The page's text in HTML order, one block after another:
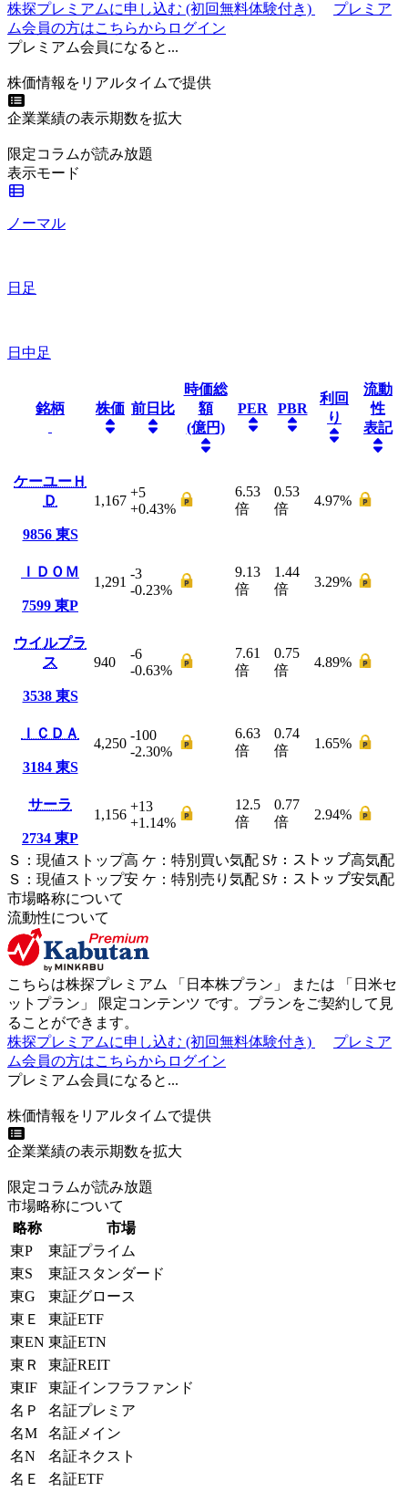
株探プレミアムに申し込む (初回無料体験付き)
プレミア
ム会員の方はこちらからログイン
プレミアム会員になると...
株価情報をリアルタイムで提供
企業業績の表示期数を拡大
限定コラムが読み放題
表示モード
ノーマル
日足
日中足
銘柄 株価 前日比
時価総
額
(億円)
PER PBR
利回
り
流動
性
表記
ケーユーＨ
Ｄ
9856 東S
1,167
+5
+0.43%
6.53
倍
0.53
倍
4.97%
ＩＤＯＭ
7599 東P
1,291
-3
-0.23%
9.13
倍
1.44
倍
3.29%
ウイルプラ
ス
3538 東S
940
-6
-0.63%
7.61
倍
0.75
倍
4.89%
ＩＣＤＡ
3184 東S
4,250
-100
-2.30%
6.63
倍
0.74
倍
1.65%
サーラ
2734 東P
1,156
+13
+1.14%
12.5
倍
0.77
倍
2.94%
Ｓ ： 現値ストップ高 ケ ： 特別買い気配 Sｹ ： ストップ高気配
Ｓ ： 現値ストップ安 ケ ： 特別売 り 気配 Sｹ ： ストップ安気配
市場略称について
流動性について
こちらは株探プレミアム 「 日本株プラン 」 または 「 日米セ
ットプラン 」 限定コンテンツ です。プランをご契約して見
ることができます。
株探プレミアムに申し込む (初回無料体験付き)
プレミア
ム会員の方はこちらからログイン
プレミアム会員になると...
株価情報をリアルタイムで提供
企業業績の表示期数を拡大
限定コラムが読み放題
市場略称について
略称
市場
東P
東証プライム
東S
東証スタンダード
東G
東証グロース
東Ｅ
東証ETF
東EN 東証ETN
東Ｒ
東証REIT
東IF
東証インフラファンド
名Ｐ
名証プレミア
名M
名証メイン
名N
名証ネクスト
名Ｅ
名証ETF